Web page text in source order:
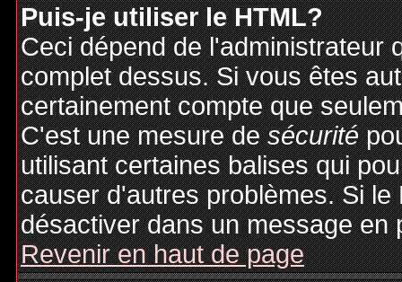
Puis-je utiliser le HTML?
Ceci dépend de l'administrateur
complet dessus. Si vous êtes
certainement compte que
C'est une mesure desécurité
utilisant certaines balises qui
causer d'autres problèmes. Si
désactiver dans un message en
Revenir en haut de page